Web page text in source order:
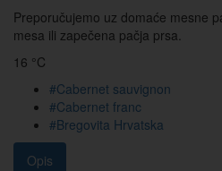
Preporučujemo uz domaće mesne
mesa ili zapečena pačja prsa.
16 °C
#Cabernet sauvignon
#Cabernet franc
#Bregovita Hrvatska
Opis